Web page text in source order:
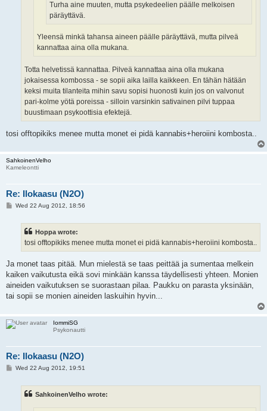
Turha aine muuten, mutta psykedeelien päälle melkoisen
päräyttävä.
Yleensä minkä tahansa aineen päälle päräyttävä, mutta pilveä
kannattaa aina olla mukana.
Totta helvetissä kannattaa. Pilveä kannattaa aina olla mukana
jokaisessa kombossa - se sopii aika lailla kaikkeen. En tähän hätään
keksi muita tilanteita mihin savu sopisi huonosti kuin jos on valvonut
pari-kolme yötä poreissa - silloin varsinkin sativainen pilvi tuppaa
buustimaan psykoottisia efektejä.
tosi offtopikiks menee mutta monet ei pidä kannabis+heroiini kombosta..
SahkoinenVelho
Kameleontti
Re: Ilokaasu (N2O)
PWed 22 Aug 2012, 18:56
Hoppa wrote:
tosi offtopikiks menee mutta monet ei pidä kannabis+heroiini kombosta..
Ja monet taas pitää. Mun mielestä se taas peittää ja sumentaa melkein
kaiken vaikutusta eikä sovi minkään kanssa täydellisesti yhteen. Monien
aineiden vaikutuksen se suorastaan pilaa. Paukku on parasta yksinään,
tai sopii se monien aineiden laskuihin hyvin...
IommiSG
Psykonautti
Re: Ilokaasu (N2O)
PWed 22 Aug 2012, 19:51
SahkoinenVelho wrote: